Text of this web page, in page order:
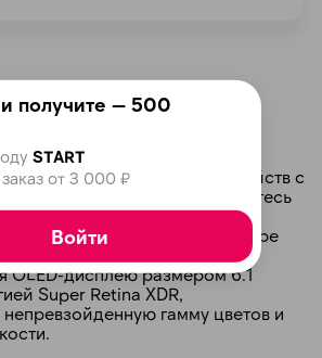
владыка мобильных устройств с
Познакомьтесь
элегантности от Apple,
настоящий прорыв в мире
восхищает с первого
OLED-дисплею размером 6.1
Super Retina XDR,
гамму цветов и
получите — 500
START
от 3 000 ₽
Войти